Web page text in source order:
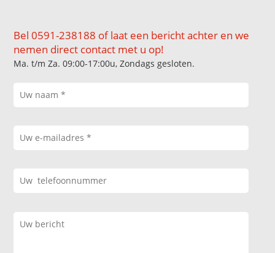
Bel 0591-238188 of laat een bericht achter en we
nemen direct contact met u op!
Ma. t/m Za. 09:00-17:00u, Zondags gesloten.